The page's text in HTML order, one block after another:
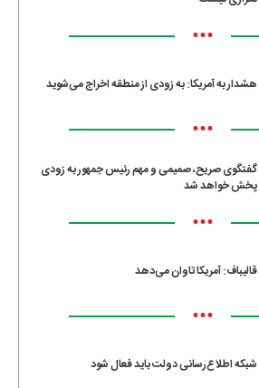
•••
هشدار به آمریکا: به زودی از منطقه اخراج می‌شوید
•••
گفتگوی صریح، صمیمی و مهم رئیس جمهور به زودی
پخش خواهد شد
•••
قالیباف: آمریکا تاوان می‌دهد
•••
شبکه اطلاع‌رسانی دولت باید فعال شود